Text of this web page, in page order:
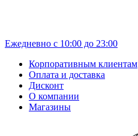
Ежедневно с 10:00 до 23:00
Корпоративным клиентам
Оплата и доставка
Дисконт
О компании
Магазины